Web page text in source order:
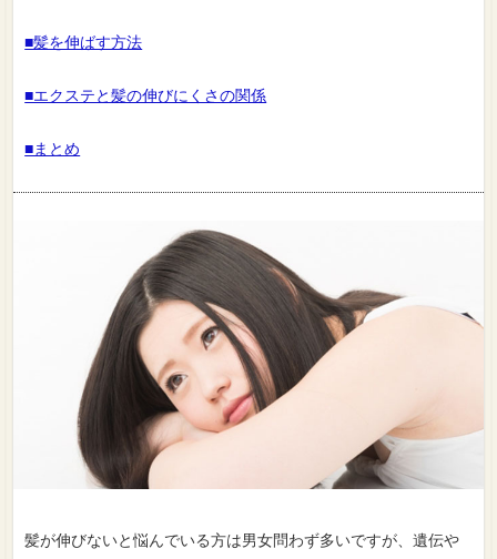
■髪を伸ばす方法
■エクステと髪の伸びにくさの関係
■まとめ
髪が伸びないと悩んでいる方は男女問わず多いですが、遺伝や